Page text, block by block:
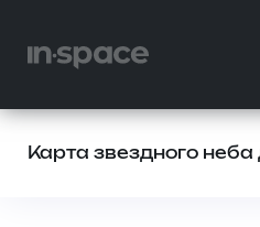
Карта звездного неба